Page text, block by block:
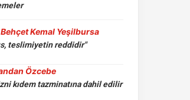
Kemal Yeşilbursa
teslimiyetin reddidir"
Özcebe
kıdem tazminatına dahil edilir